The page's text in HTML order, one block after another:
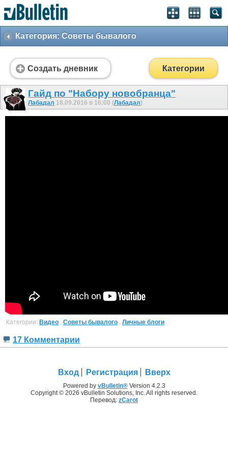
Категория: Советы бывалого
Создать дневник Категории
Гайд по "Набору новобранца"
Лабадал 18.09.2016 в 16:00 (Лабадал)
Категории: Видео Советы бывалого Личные блоги
17 Комментарии
Вход Регистрация Вверх
Powered by vBulletin®Version 4.2.3
Copyright © 2026 vBulletin Solutions, Inc. All rights reserved.
Перевод: zCarot